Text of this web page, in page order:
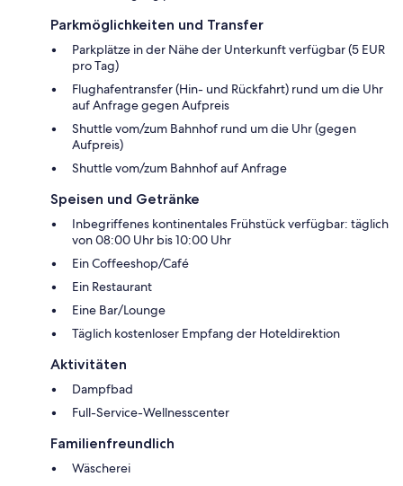
Parkmöglichkeiten und Transfer
Parkplätze in der Nähe der Unterkunft verfügbar (5 EUR
pro Tag)
Flughafentransfer (Hin- und Rückfahrt) rund um die Uhr
auf Anfrage gegen Aufpreis
Shuttle vom/zum Bahnhof rund um die Uhr (gegen
Aufpreis)
Shuttle vom/zum Bahnhof auf Anfrage
Speisen und Getränke
Inbegriffenes kontinentales Frühstück verfügbar: täglich
von 08:00 Uhr bis 10:00 Uhr
Ein Coffeeshop/Café
Ein Restaurant
Eine Bar/Lounge
Täglich kostenloser Empfang der Hoteldirektion
Aktivitäten
Dampfbad
Full-Service-Wellnesscenter
Familienfreundlich
Wäscherei